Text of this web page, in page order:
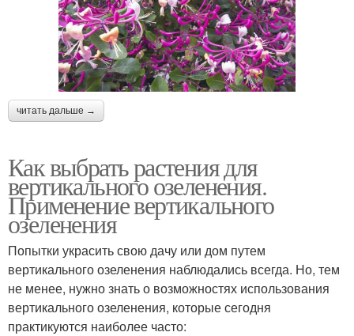
читать дальше →
Как выбрать растения для
вертикального озеленения.
Применение вертикального
озеленения
Попытки украсить свою дачу или дом путем
вертикального озеленения наблюдались всегда. Но, тем
не менее, нужно знать о возможностях использования
вертикального озеленения, которые сегодня
практикуются наиболее часто: